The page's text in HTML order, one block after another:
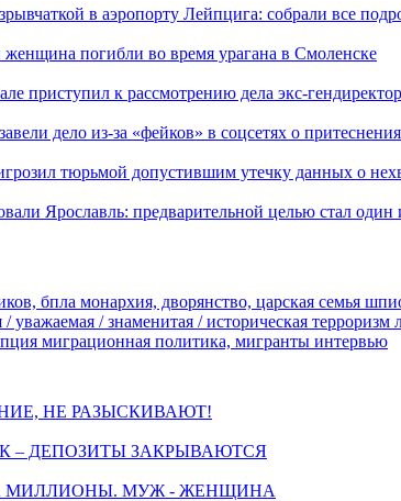
в аэропорту Лейпцига: собрали все
женщина погибли во время урагана в Смоленске
приступил к рассмотрению дела экс-
дело из-за «фейков» в соцсетях о
тюрьмой допустившим утечку данных о
Ярославль: предварительной целью стал
бпла монархия, дворянство, царская семья
уважаемая / знаменитая / историческая терроризм
миграционная политика, мигранты интервью
НЕ РАЗЫСКИВАЮТ!
– ДЕПОЗИТЫ ЗАКРЫВАЮТСЯ
МИЛЛИОНЫ. МУЖ - ЖЕНЩИНА